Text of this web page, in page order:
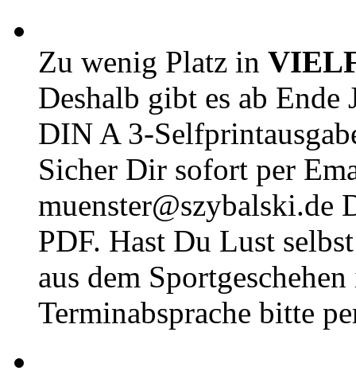
Zu wenig Platz in
Deshalb gibt es ab Ende
DIN A 3-
Sicher Dir sofort per
muenster@szybalski.de
PDF. Hast Du Lust
aus dem
Terminabsprache bitte